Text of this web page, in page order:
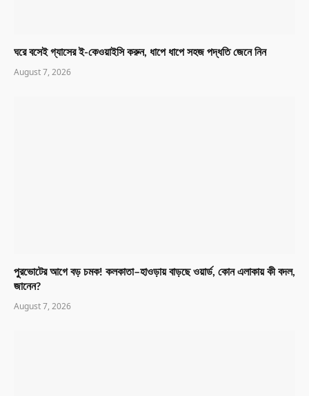
ঘরে বসেই গ্যাসের ই-কেওয়াইসি করুন, ধাপে ধাপে সহজ পদ্ধতি জেনে নিন
August 7, 2026
পুরভোটের আগে বড় চমক! কলকাতা–হাওড়ায় বাড়ছে ওয়ার্ড, কোন এলাকায় কী বদল,
জানেন?
August 7, 2026